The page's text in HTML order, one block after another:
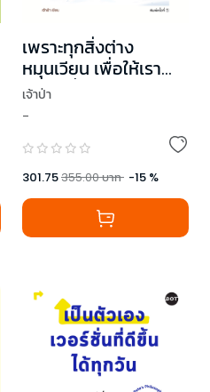
เพราะทุกสิ่งต่าง
หมุนเวียน เพื่อให้เรา
เรียนรู้ที่จะยอมรับ (The
Rhythm of
เจ้าป่า
-
301.75355.00บาท -15 %